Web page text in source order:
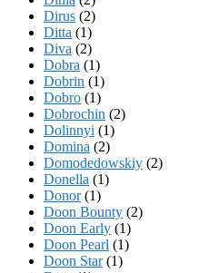
Dirus (2)
Ditta (1)
Diva (2)
Dobra (1)
Dobrin (1)
Dobro (1)
Dobrochin (2)
Dolinnyi (1)
Domina (2)
Domodedowskiy (2)
Donella (1)
Donor(1)
Doon Bounty (2)
Doon Early (1)
Doon Pearl (1)
Doon Star(1)